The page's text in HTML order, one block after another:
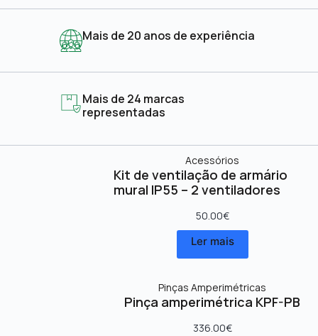
Mais de 20 anos de experiência
Mais de 24 marcas
representadas
Acessórios
Kit de ventilação de armário
mural IP55 – 2 ventiladores
50.00€
Ler mais
Pinças Amperimétricas
Pinça amperimétrica KPF-PB
336.00€